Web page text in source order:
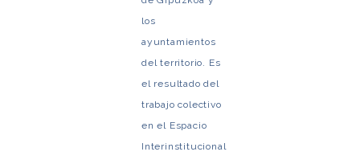
los
ayuntamientos
del territorio. Es
el resultado del
trabajo colectivo
en el Espacio
Interinstitucional